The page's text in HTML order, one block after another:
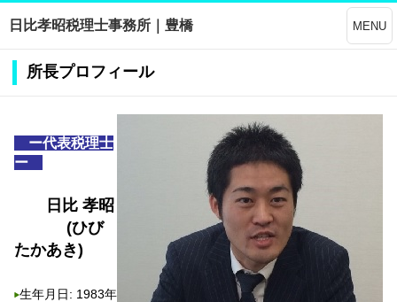
日比孝昭税理士事務所｜豊橋 MENU
所長プロフィール
ー代表税理士
ー
日比 孝昭
(ひび
たかあき)
生年月日: 1983年